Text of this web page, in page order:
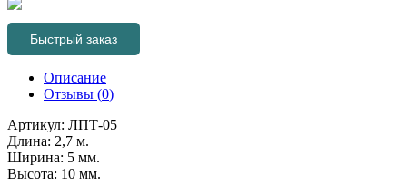
Быстрый заказ
Описание
Отзывы (0)
Артикул: ЛПТ-05
Длина: 2,7 м.
Ширина: 5 мм.
Высота: 10 мм.